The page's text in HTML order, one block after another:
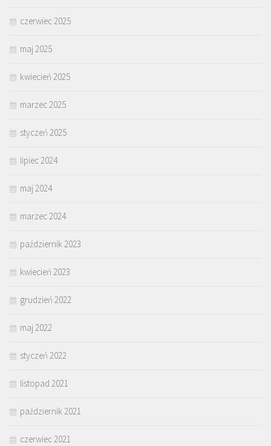
czerwiec 2025
maj 2025
kwiecień 2025
marzec 2025
styczeń 2025
lipiec 2024
maj 2024
marzec 2024
październik 2023
kwiecień 2023
grudzień 2022
maj 2022
styczeń 2022
listopad 2021
październik 2021
czerwiec 2021